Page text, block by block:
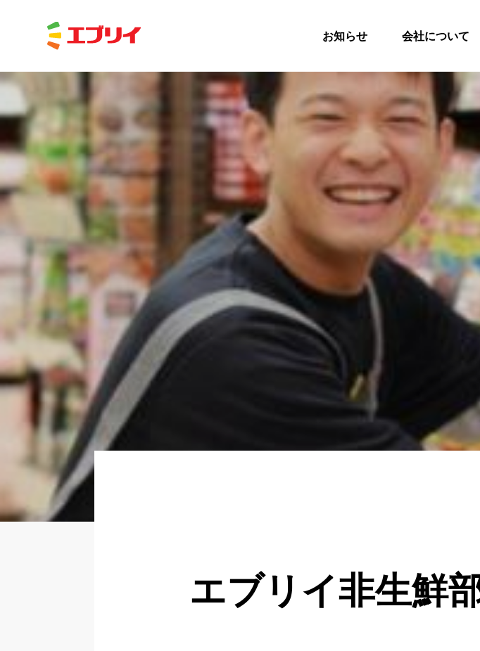
Home
News
About
Regular
Partner
いますぐ応募する
お知らせ 会社について
エブリイ非生鮮